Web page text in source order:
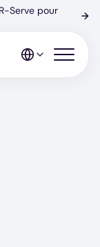
Serve pour
→
Open
Justin